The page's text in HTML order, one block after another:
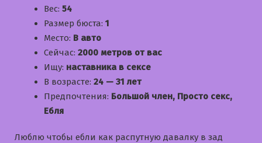
Вес: 54
Размер бюста: 1
Место: В авто
Сейчас: 2000 метров от вас
Ищу: наставника в сексе
В возрасте: 24 — 31 лет
Предпочтения: Большой член, Просто секс,
Ебля
Люблю чтобы ебли как распутную давалку в зад